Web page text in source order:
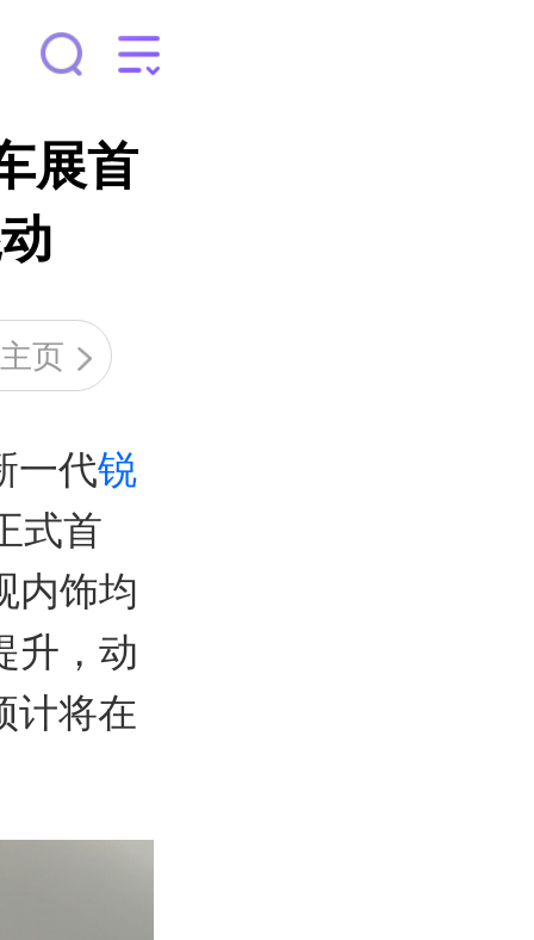
展首
页
一代锐
式首
内饰均
升，动
计将在